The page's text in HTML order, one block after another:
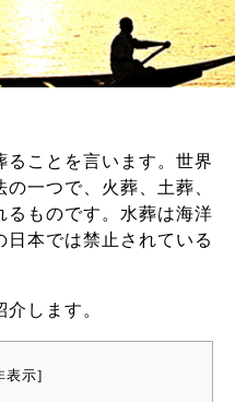
ることを言います。世界
一つで、火葬、土葬、
るものです。水葬は海洋
本では禁止されている
します。
表示]